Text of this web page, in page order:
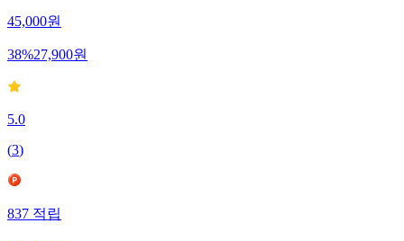
45,000원
38%27,900원
5.0
(3)
837적립